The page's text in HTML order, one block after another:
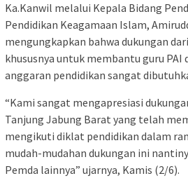
Ka.Kanwil melalui Kepala Bidang
Pendidikan Keagamaan Islam,
mengungkapkan bahwa dukungan
khususnya untuk membantu guru PAI
anggaran pendidikan sangat
“Kami sangat mengapresiasi
Tanjung Jabung Barat yang telah
mengikuti diklat pendidikan dalam
mudah-mudahan dukungan ini
Pemda lainnya” ujarnya, Kamis (2/6).